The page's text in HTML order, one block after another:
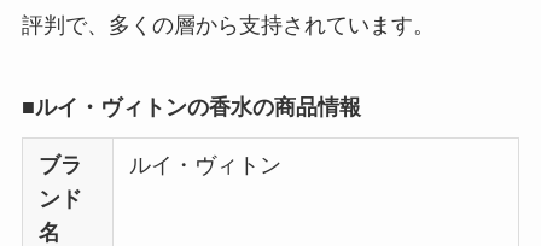
ぜ人気？安く買える
クレ・ド・ポー ボー
テはなぜ高い？なぜ
評判で、多くの層から支持されています。
■ルイ・ヴィトンの香水の商品情報
ブラ
ンド
名
ルイ・ヴィトン